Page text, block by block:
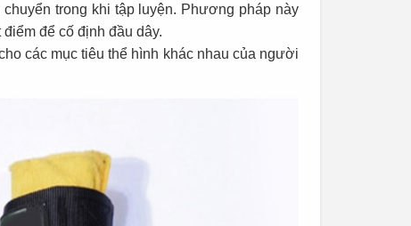
trong khi tập luyện. Phương pháp này
để cố định đầu dây.
các mục tiêu thể hình khác nhau của người